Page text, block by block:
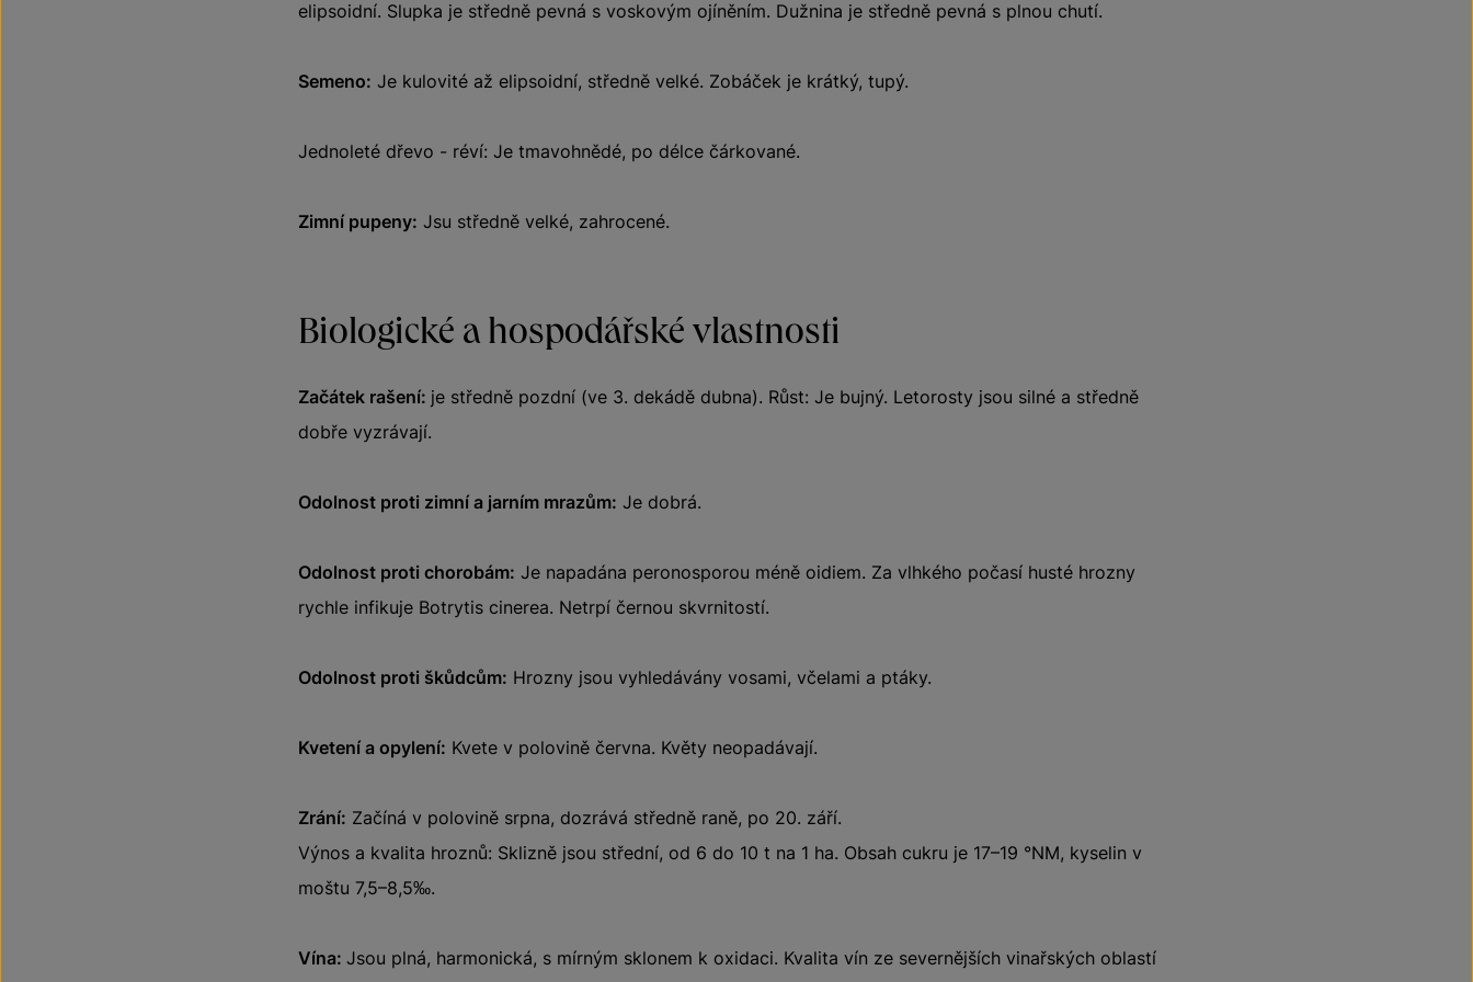
elipsoidní. Slupka je středně pevná s voskovým ojíněním. Dužnina je středně pevná s plnou chutí.
Semeno: Je kulovité až elipsoidní, středně velké. Zobáček je krátký, tupý.
Jednoleté dřevo - réví: Je tmavohnědé, po délce čárkované.
Zimní pupeny: Jsu středně velké, zahrocené.
Biologické a hospodářské vlastnosti
Začátek rašení: je středně pozdní (ve 3. dekádě dubna). Růst: Je bujný. Letorosty jsou silné a středně
dobře vyzrávají.
Odolnost proti zimní a jarním mrazům: Je dobrá.
Odolnost proti chorobám: Je napadána peronosporou méně oidiem. Za vlhkého počasí husté hrozny
rychle infikuje Botrytis cinerea. Netrpí černou skvrnitostí.
Odolnost proti škůdcům: Hrozny jsou vyhledávány vosami, včelami a ptáky.
Kvetení a opylení: Kvete v polovině června. Květy neopadávají.
Zrání: Začíná v polovině srpna, dozrává středně raně, po 20. září.
Výnos a kvalita hroznů: Sklizně jsou střední, od 6 do 10 t na 1 ha. Obsah cukru je 17–19 °NM, kyselin v
moštu 7,5–8,5‰.
Vína: Jsou plná, harmonická, s mírným sklonem k oxidaci. Kvalita vín ze severnějších vinařských oblastí